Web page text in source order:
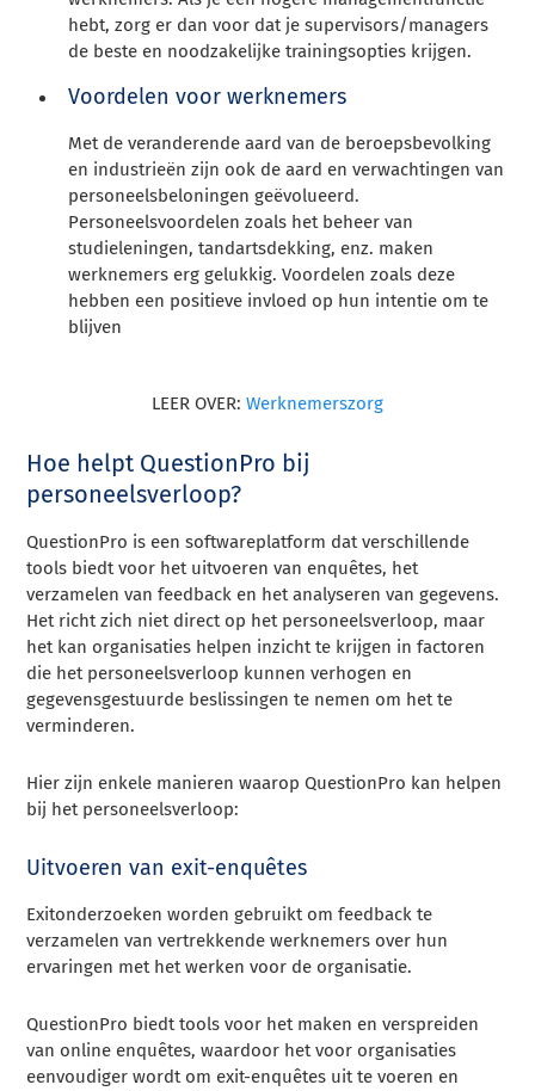
hebt, zorg er dan voor dat je supervisors/managers
de beste en noodzakelijke trainingsopties krijgen.
Voordelen voor werknemers
Met de veranderende aard van de beroepsbevolking
en industrieën zijn ook de aard en verwachtingen van
personeelsbeloningen geëvolueerd.
Personeelsvoordelen zoals het beheer van
studieleningen, tandartsdekking, enz. maken
werknemers erg gelukkig. Voordelen zoals deze
hebben een positieve invloed op hun intentie om te
blijven
LEER OVER: Werknemerszorg
Hoe helpt QuestionPro bij
personeelsverloop?
QuestionPro is een softwareplatform dat verschillende
tools biedt voor het uitvoeren van enquêtes, het
verzamelen van feedback en het analyseren van gegevens.
Het richt zich niet direct op het personeelsverloop, maar
het kan organisaties helpen inzicht te krijgen in factoren
die het personeelsverloop kunnen verhogen en
gegevensgestuurde beslissingen te nemen om het te
verminderen.
Hier zijn enkele manieren waarop QuestionPro kan helpen
bij het personeelsverloop:
Uitvoeren van exit-enquêtes
Exitonderzoeken worden gebruikt om feedback te
verzamelen van vertrekkende werknemers over hun
ervaringen met het werken voor de organisatie.
QuestionPro biedt tools voor het maken en verspreiden
van online enquêtes, waardoor het voor organisaties
eenvoudiger wordt om exit-enquêtes uit te voeren en